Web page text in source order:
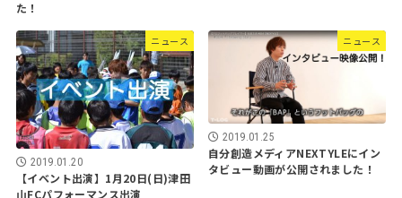
た！
ニュース
2019.01.20
【イベント出演】1月20日(日)津田
山FCパフォーマンス出演
ニュース
2019.01.25
自分創造メディアNEXTYLEにイン
タビュー動画が公開されました！